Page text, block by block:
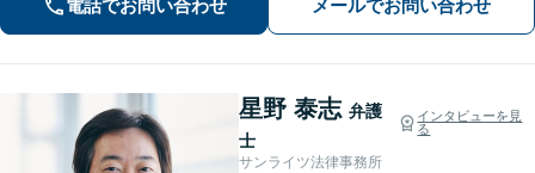
刑事事件／交通事故／労働問題など、
電話でお問い合わせ メールでお問い合わせ
星野 泰志 弁護
士
インタビューを見
る
サンライツ法律事務所